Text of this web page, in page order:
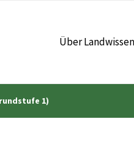
Über Landwissen
1)